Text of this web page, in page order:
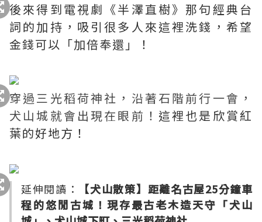
後來得到電視劇《半澤直樹》那句經典台
詞的加持，吸引很多人來這裡洗錢，希望
金錢可以「加倍奉還」！
穿過三光稻荷神社，沿著石階前行一會，
犬山城就會出現在眼前！ 這裡也是欣賞紅
葉的好地方！
延伸閱讀：
【犬山散策】距離名古屋25分鐘車
程的悠閒古城！現存最古老木造天守「犬山